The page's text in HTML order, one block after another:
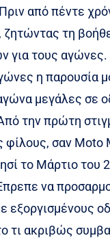
από πέντε
τη
για τους
η παρουσία
μεγάλες σε
την πρώτη
φίλους, σαν
το Μάρτιο του
να
εξοργισμένους
τι ακριβώς